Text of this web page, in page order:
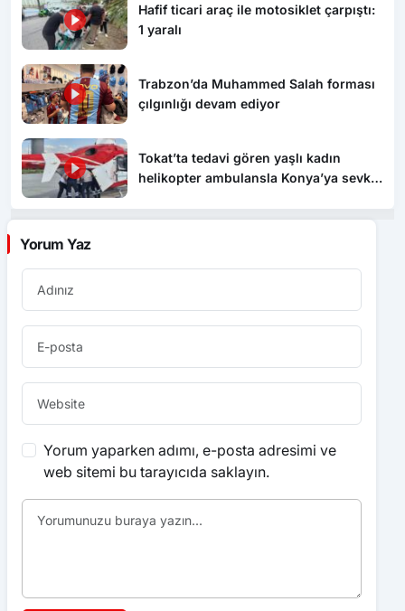
Hafif ticari araç ile motosiklet çarpıştı:
1 yaralı
Trabzon’da Muhammed Salah forması
çılgınlığı devam ediyor
Tokat’ta tedavi gören yaşlı kadın
helikopter ambulansla Konya’ya sevk
Yorum Yaz
Yorum yaparken adımı, e-posta adresimi ve
web sitemi bu tarayıcıda saklayın.